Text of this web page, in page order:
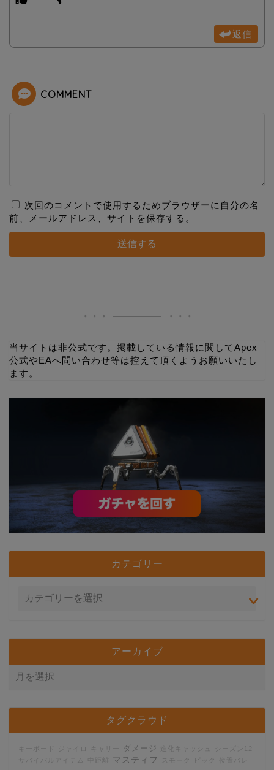
返信
COMMENT
次回のコメントで使用するためブラウザーに自分の名
前、メールアドレス、サイトを保存する。
当サイトは非公式です。掲載している情報に関してApex
公式やEAへ問い合わせ等は控えて頂くようお願いいたし
ます。
カテゴリー
アーカイブ
タグクラウド
ダメージ 進化キャッシュ
シーズン12
サバイバルアイテム
マスティフ